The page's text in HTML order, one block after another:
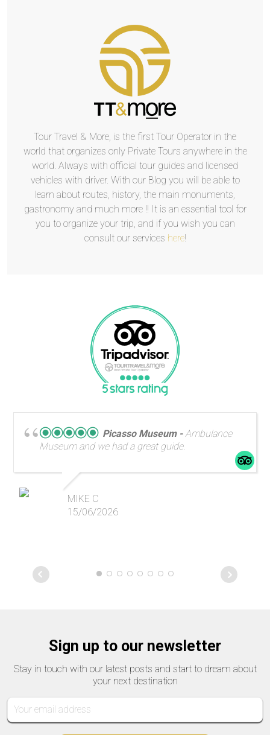
Tour Travel & More, is the first Tour Operator in the
world that organizes only Private Tours anywhere in the
world. Always with official tour guides and licensed
vehicles with driver. With our Blog you will be able to
learn about routes, history, the main monuments,
gastronomy and much more !! It is an essential tool for
you to organize your trip, and if you wish you can
consult our services here!
Picasso Museum
Ambulance
Museum and we had a great guide.
MIKE C
15/06/2026
Sign up to our newsletter
Stay in touch with our latest posts and start to dream about
your next destination